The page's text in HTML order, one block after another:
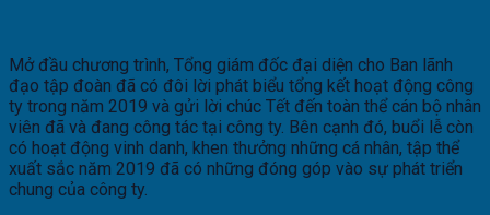
Mở đầu chương trình, Tổng giám đốc đại diện cho Ban lãnh
đạo tập đoàn đã có đôi lời phát biểu tổng kết hoạt động công
ty trong năm 2019 và gửi lời chúc Tết đến toàn thể cán bộ nhân
viên đã và đang công tác tại công ty. Bên cạnh đó, buổi lễ còn
có hoạt động vinh danh, khen thưởng những cá nhân, tập thể
xuất sắc năm 2019 đã có những đóng góp vào sự phát triển
chung của công ty.